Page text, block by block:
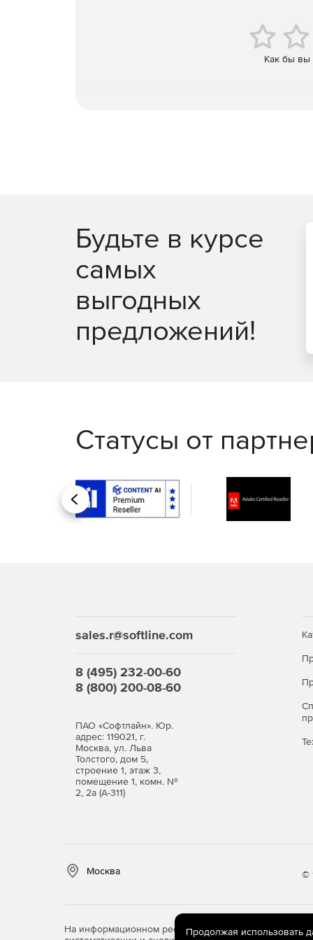
Как бы вы
Будьте в курсе
самых
выгодных
предложений!
Статусы от
Назад
sales.r@softline.com
8 (495) 232-00-60
8 (800) 200-08-60
ПАО «Софтлайн». Юр.
адрес: 119021, г.
Москва, ул. Льва
Толстого, дом 5,
строение 1, этаж 3,
помещение 1, комн. №
2, 2а (А-311)
Москва ©
На информационном ресурсе store.softline.ru
Продолжая использовать